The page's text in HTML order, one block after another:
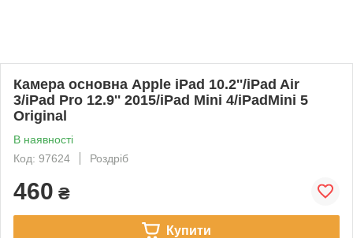
Камера основна Apple iPad 10.2''/iPad Air
3/iPad Pro 12.9'' 2015/iPad Mini 4/iPadMini 5
Original
В наявності
Код: 97624
Роздріб
460 ₴
Купити